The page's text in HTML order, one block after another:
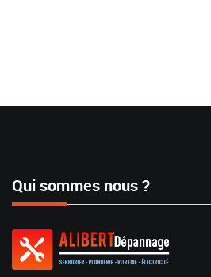
Qui sommes nous ?